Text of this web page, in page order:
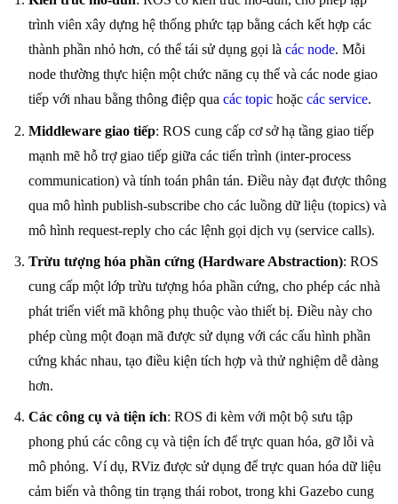
trình viên xây dựng hệ thống phức tạp bằng cách kết hợp các
thành phần nhỏ hơn, có thể tái sử dụng gọi là các node. Mỗi
node thường thực hiện một chức năng cụ thể và các node giao
tiếp với nhau bằng thông điệp qua các topic hoặc các service.
Middleware giao tiếp: ROS cung cấp cơ sở hạ tầng giao tiếp
mạnh mẽ hỗ trợ giao tiếp giữa các tiến trình (inter-process
communication) và tính toán phân tán. Điều này đạt được thông
qua mô hình publish-subscribe cho các luồng dữ liệu (topics) và
mô hình request-reply cho các lệnh gọi dịch vụ (service calls).
Trừu tượng hóa phần cứng (Hardware Abstraction): ROS
cung cấp một lớp trừu tượng hóa phần cứng, cho phép các nhà
phát triển viết mã không phụ thuộc vào thiết bị. Điều này cho
phép cùng một đoạn mã được sử dụng với các cấu hình phần
cứng khác nhau, tạo điều kiện tích hợp và thử nghiệm dễ dàng
hơn.
Các công cụ và tiện ích: ROS đi kèm với một bộ sưu tập
phong phú các công cụ và tiện ích để trực quan hóa, gỡ lỗi và
mô phỏng. Ví dụ, RViz được sử dụng để trực quan hóa dữ liệu
cảm biến và thông tin trạng thái robot, trong khi Gazebo cung